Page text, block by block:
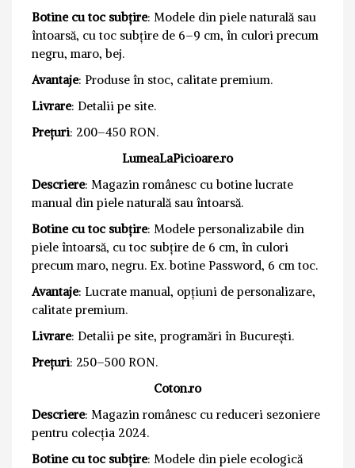
Botine cu toc subțire: Modele din piele naturală sau
întoarsă, cu toc subțire de 6–9 cm, în culori precum
negru, maro, bej.
Avantaje: Produse în stoc, calitate premium.
Livrare: Detalii pe site.
Prețuri: 200–450 RON.
LumeaLaPicioare.ro
Descriere: Magazin românesc cu botine lucrate
manual din piele naturală sau întoarsă.
Botine cu toc subțire: Modele personalizabile din
piele întoarsă, cu toc subțire de 6 cm, în culori
precum maro, negru. Ex. botine Password, 6 cm toc.
Avantaje: Lucrate manual, opțiuni de personalizare,
calitate premium.
Livrare: Detalii pe site, programări în București.
Prețuri: 250–500 RON.
Coton.ro
Descriere: Magazin românesc cu reduceri sezoniere
pentru colecția 2024.
Botine cu toc subțire: Modele din piele ecologică